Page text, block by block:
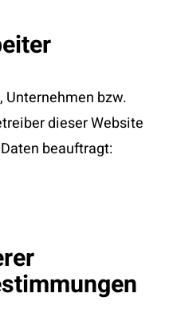
Unternehmen bzw.
dieser Website
beauftragt: